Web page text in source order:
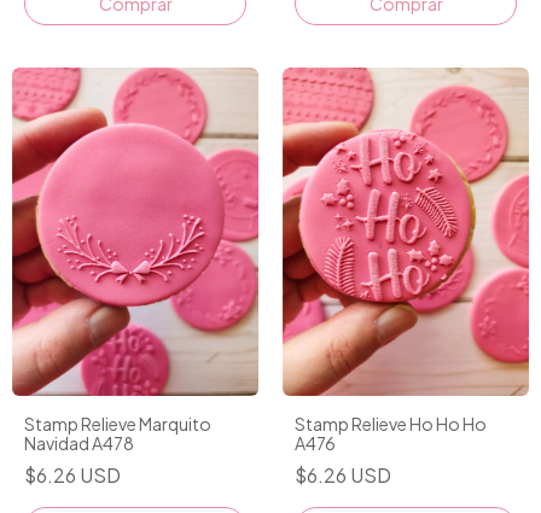
Stamp Relieve Marquito
Navidad A478
$6.26 USD
Stamp Relieve Ho Ho Ho
A476
$6.26 USD